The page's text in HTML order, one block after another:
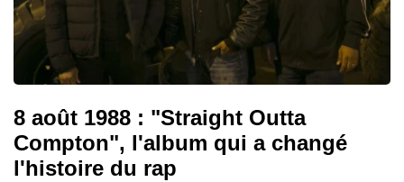
8 août 1988 : "Straight Outta
Compton", l'album qui a changé
l'histoire du rap